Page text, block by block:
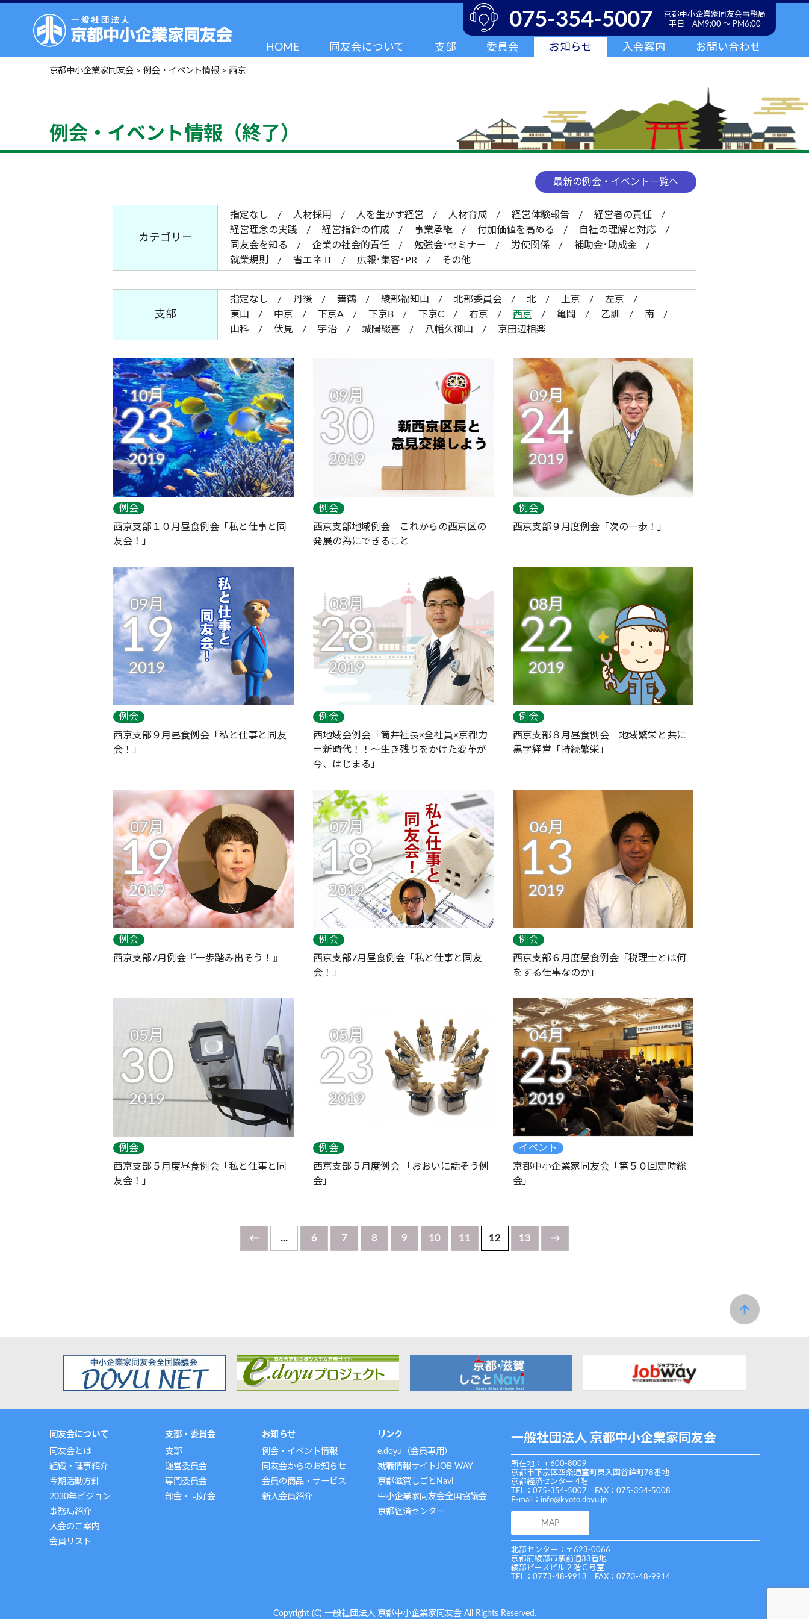
HOME 同友会について 支部 委員会 お知らせ 入会案内 お問い合わせ
075-354-5007
京都中小企業家同友会事務局
平日 AM9:00 ～ PM6:00
京都中小企業家同友会 > 例会・イベント情報 > 西京
例会・イベント情報（終了）
最新の例会・イベント一覧へ
カテゴリー
指定なし 人材採用 人を生かす経営 人材育成 経営体験報告
経営者の責任
経営理念の実践
経営指針の作成 事業承継 付加価値を高める
自社の理解と対応
同友会を知る
企業の社会的責任 勉強会･セミナー 労使関係
補助金･助成金
就業規則
省エネ IT 広報･集客･PR その他
支部
指定なし 丹後 舞鶴 綾部福知山 北部委員会 北 上京
左京
東山
中京 下京A 下京B 下京C 右京 西京 亀岡 乙訓
南
山科
伏見 宇治 城陽綴喜 八幡久御山 京田辺相楽
10月
23
2019
例会
西京支部１０月昼食例会「私と仕事と同
友会！」
09月
30
2019
例会
西京支部地域例会 これからの西京区の
発展の為にできること
09月
24
2019
例会
西京支部９月度例会「次の⼀歩！」
09月
19
2019
例会
西京支部９月昼食例会「私と仕事と同友
会！」
08月
28
2019
例会
西地域会例会「筒井社長×全社員×京都力
＝新時代！！～生き残りをかけた変革が
今、はじまる」
08月
22
2019
例会
西京支部８月昼食例会 地域繁栄と共に
黒字経営「持続繁栄」
07月
19
2019
例会
西京支部7月例会『一歩踏み出そう！』
07月
18
2019
例会
西京支部7月昼食例会「私と仕事と同友
会！」
06月
13
2019
例会
西京支部６月度昼食例会「税理士とは何
をする仕事なのか」
05月
30
2019
例会
西京支部５月度昼食例会「私と仕事と同
友会！」
05月
23
2019
例会
西京支部５月度例会 「おおいに話そう例
会」
04月
25
2019
イベント
京都中小企業家同友会「第５０回定時総
会」
← ... 6 7 8 9 10 11 12 13 →
同友会について
同友会とは
組織・理事紹介
今期活動方針
2030年ビジョン
事務局紹介
入会のご案内
会員リスト
支部・委員会
支部
運営委員会
専門委員会
部会・同好会
お知らせ
例会・イベント情報
同友会からのお知らせ
会員の商品・サービス
新入会員紹介
リンク
e.doyu（会員専用）
就職情報サイトJOB WAY
京都滋賀しごとNavi
中小企業家同友会全国協議会
京都経済センター
一般社団法人 京都中小企業家同友会
所在地：〒600-8009
京都市下京区四条通室町東入函谷鉾町78番地
京都経済センター 4階
TEL：075-354-5007 FAX：075-354-5008
E-mail： info@kyoto.doyu.jp
MAP
北部センター：〒623-0066
京都府綾部市駅前通33番地
綾部ピースビル２階Ｃ号室
TEL：0773-48-9913 FAX：0773-48-9914
Copyright (C) 一般社団法人 京都中小企業家同友会 All Rights Reserved.